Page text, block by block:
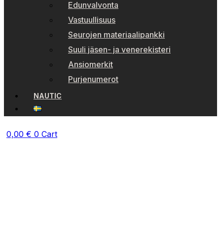
Edunvalvonta
Vastuullisuus
Seurojen materiaalipankki
Suuli jäsen- ja venerekisteri
Ansiomerkit
Purjenumerot
NAUTIC
0,00 € 0 Cart